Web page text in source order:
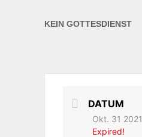
KEIN GOTTESDIENST
DATUM
Okt. 31 2021
Expired!